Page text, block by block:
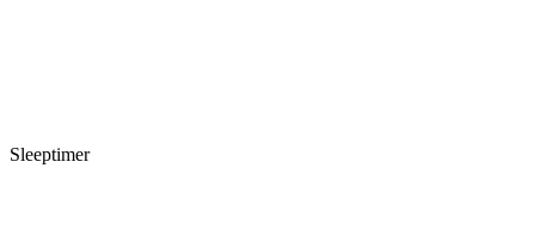
Sleeptimer